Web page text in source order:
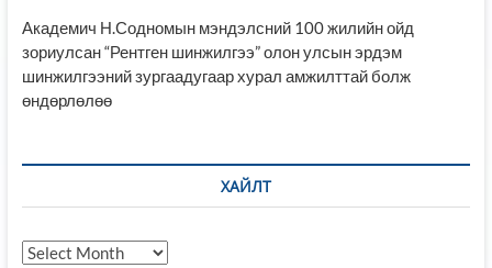
Академич Н.Содномын мэндэлсний 100 жилийн ойд
зориулсан “Рентген шинжилгээ” олон улсын эрдэм
шинжилгээний зургаадугаар хурал амжилттай болж
өндөрлөлөө
ХАЙЛТ
Хайлт